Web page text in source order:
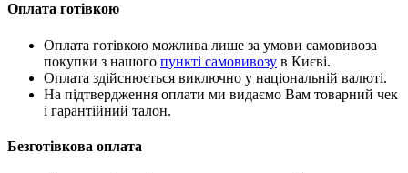
Оплата готівкою
Оплата готівкою можлива лише за умови самовивоза
покупки з нашого пункті самовивозу в Києві.
Оплата здійснюється виключно у національній валюті.
На підтвердження оплати ми видаємо Вам товарний чек
і гарантійний талон.
Безготівкова оплата